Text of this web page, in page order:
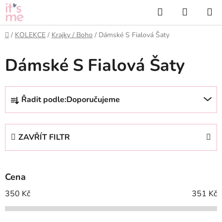
Přejít
na
obsah
Hledat
KOŠÍK
Domů
/ KOLEKCE / Krajky / Boho / Dámské S Fialová Šaty
Dámské S Fialová Šaty
Ř
z
p
r
o
d
Řadit podle:Doporučujeme
ZAVŘÍT FILTR
Cena
350 Kč 351 Kč